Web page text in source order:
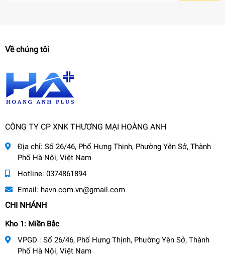
Về chúng tôi
CÔNG TY CP XNK THƯƠNG MẠI HOÀNG ANH
Địa chỉ: Số 26/46, Phố Hưng Thịnh, Phường Yên Sở, Thành
Phố Hà Nội, Việt Nam
Hotline: 0374861894
Email: havn.com.vn@gmail.com
CHI NHÁNH
Kho 1: Miền Bắc
VPGD : Số 26/46, Phố Hưng Thịnh, Phường Yên Sở, Thành
Phố Hà Nội, Việt Nam